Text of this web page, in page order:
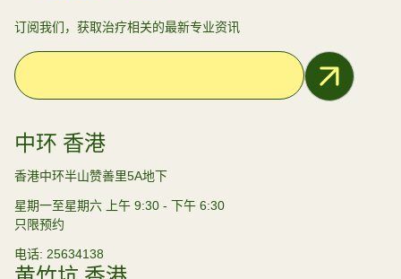
订阅我们，获取治疗相关的最新专业资讯
Email Address
中环 香港
香港中环半山赞善里5A地下
星期一至星期六 上午 9:30 - 下午 6:30
只限预约
电话 25634138